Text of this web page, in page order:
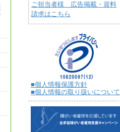
ご担当者様 広告掲載・資料
請求はこちら
■個人情報保護方針
■個人情報の取り扱いについて